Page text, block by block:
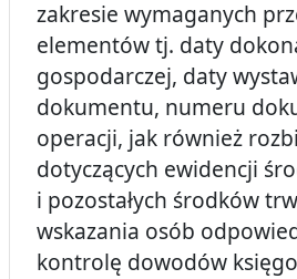
zakresie wymaganych
elementów tj. daty
gospodarczej, daty
dokumentu, numeru
operacji, jak również
dotyczących ewidencji
i pozostałych środków
wskazania osób
kontrolę dowodów